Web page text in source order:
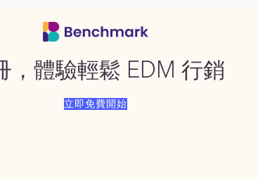
，體驗輕鬆 EDM 行銷
立即免費開始